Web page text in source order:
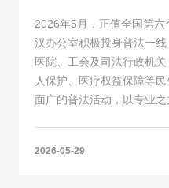
2026年5月，正值全国第六
汉办公室积极投身普法一线
医院、工会及司法行政机
人保护、医疗权益保障等
面广的普法活动，以专业
2026-05-29